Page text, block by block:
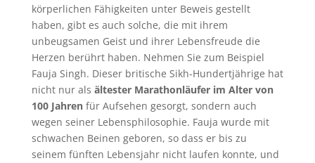
körperlichen Fähigkeiten unter Beweis gestellt
haben, gibt es auch solche, die mit ihrem
unbeugsamen Geist und ihrer Lebensfreude die
Herzen berührt haben. Nehmen Sie zum Beispiel
Fauja Singh. Dieser britische Sikh-Hundertjährige hat
nicht nur als ältester Marathonläufer im Alter von
100 Jahrenfür Aufsehen gesorgt, sondern auch
wegen seiner Lebensphilosophie. Fauja wurde mit
schwachen Beinen geboren, so dass er bis zu
seinem fünften Lebensjahr nicht laufen konnte, und